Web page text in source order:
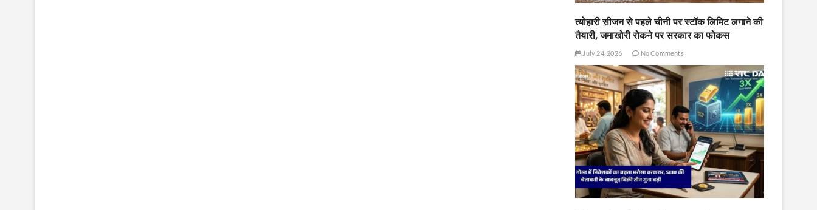
त्योहारी सीजन से पहले चीनी पर स्टॉक लिमिट लगाने की
तैयारी, जमाखोरी रोकने पर सरकार का फोकस
July 24, 2026 No Comments